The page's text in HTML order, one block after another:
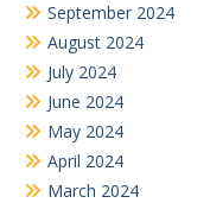
September 2024
August 2024
July 2024
June 2024
May 2024
April 2024
March 2024